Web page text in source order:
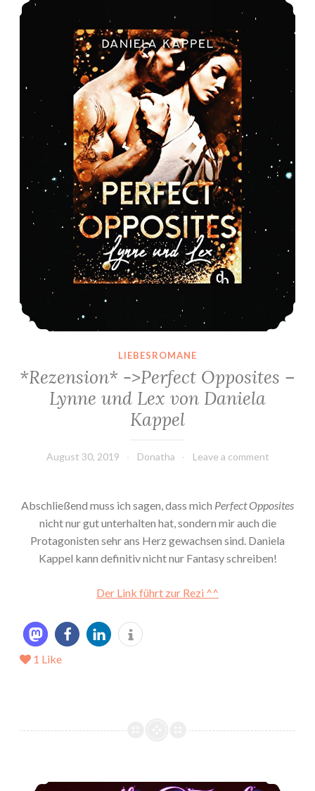
LIEBESROMANE
*Rezension* ->Perfect Opposites –
Lynne und Lex von Daniela
Kappel
August 30, 2019 Donatha Leave a comment
Abschließend muss ich sagen, dass mich Perfect Opposites
nicht nur gut unterhalten hat, sondern mir auch die
Protagonisten sehr ans Herz gewachsen sind. Daniela
Kappel kann definitiv nicht nur Fantasy schreiben!
Der Link führt zur Rezi ^^
1 Like
*Rezension* -> Beastly Touch von Nina Hirschlehner